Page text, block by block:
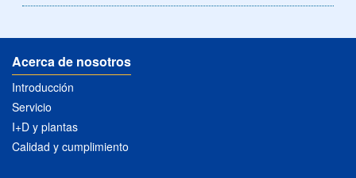
Acerca de nosotros
Introducción
Servicio
I+D y plantas
Calidad y cumplimiento